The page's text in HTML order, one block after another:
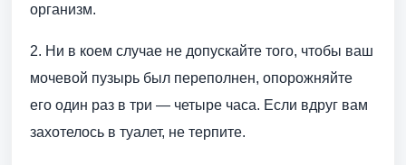
организм.
2. Ни в коем случае не допускайте того, чтобы ваш
мочевой пузырь был переполнен, опорожняйте
его один раз в три — четыре часа. Если вдруг вам
захотелось в туалет, не терпите.